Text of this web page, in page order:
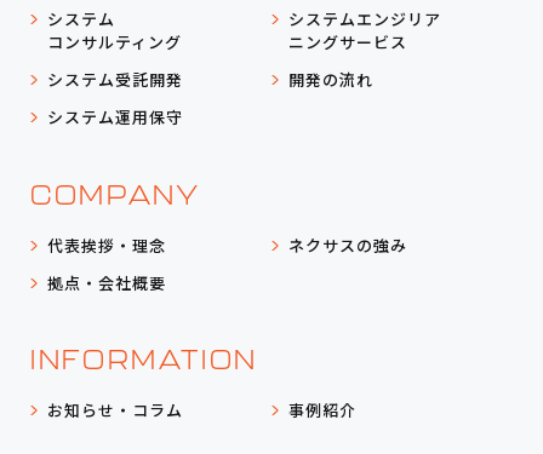
システム
コンサルティング
システム受託開発
システム運用保守
システムエンジリア
ニングサービス
開発の流れ
COMPANY
代表挨拶・理念
拠点・会社概要
ネクサスの強み
INFORMATION
お知らせ・コラム 事例紹介